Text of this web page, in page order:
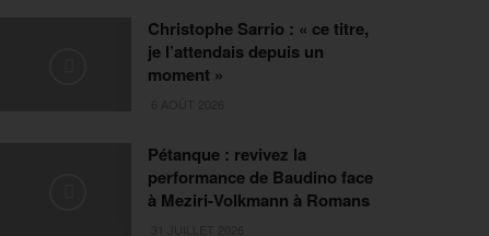
Christophe Sarrio : « ce titre,
je l’attendais depuis un
moment »
Pétanque : revivez la
performance de Baudino face
à Meziri-Volkmann à Romans